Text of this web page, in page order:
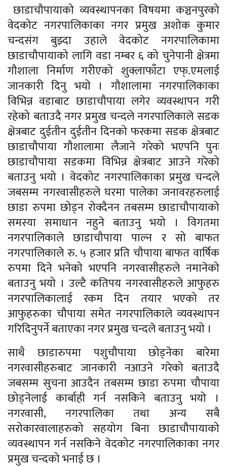
छाडाचौपायाको व्यवस्थापनका विषयमा कञ्चनपुरको
वेदकोट नगरपालिकाका नगर प्रमुख अशोक कुमार
चन्दसंग बुझ्दा उहाले वेदकोट नगरपालिकामा
छाडाचौपायाको लागि वडा नम्बर ६ को चुनेपानी क्षेत्रमा
गौशाला निर्माण गरीएको शुक्लाफाँटा एफ्.एमलाई
जानकारी दिनु भयो । गौशालामा नगरपालिकाका
विभिन्न वडाबाट छाडाचौपाया लगेर व्यवस्थापन गरी
रहेको बताउदै नगर प्रमुख चन्दले नगरपालिकाले सडक
क्षेत्रबाट दुईतीन दुईतीन दिनको फरकमा सडक क्षेत्रबाट
छाडाचौपाया गौशालामा लैजाने गरेको भएपनि पुनः
छाडाचौपाया सडकमा विभिन्न क्षेत्रबाट आउने गरेको
बताउनु भयो । वेदकोट नगरपालिकाका प्रमुख चन्दले
जबसम्म नगरवासीहरुले घरमा पालेका जनावरहरुलाई
छाडा रुपमा छोड्न रोक्दैनन तबसम्म छाडाचौपायाको
समस्या समाधान नहुने बताउनु भयो । विगतमा
नगरपालिकाले छाडाचौपाया पाल्न र सो बाफत
नगरपालिकाले रु. ५ हजार प्रति चौपाया बाफत वार्षिक
रुपमा दिने भनेको भएपनि नगरवासीहरुले नमानेको
बताउनु भयो । उल्टै कतिपय नगरवासीहरुले आफुहरु
नगरपालिकालाई रकम दिन तयार भएको तर
आफुहरुका चौपाया समेत नगरपालिकाले व्यवस्थापन
गरिदिनुपर्ने बताएका नगर प्रमुख चन्दले बताउनु भयो ।
साथै छाडारुपमा पशुचौपाया छोड्नेका बारेमा
नगरवासीहरुबाट जानकारी नआउने गरेको बताउदै
जबसम्म सुचना आउदैन तबसम्म छाडा रुपमा चौपाया
छोड्नेलाई कार्बाही गर्न नसकिने बताउनु भयो ।
नगरवासी, नगरपालिका तथा अन्य सबै
सरोकारवालाहरुको सहयोग बिना छाडाचौपायाको
व्यवस्थापन गर्न नसकिने वेदकोट नगरपालिकाका नगर
प्रमुख चन्दको भनाई छ ।